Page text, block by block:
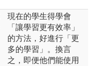
現在的學生得學會
「讓學習更有效率」
的方法，好進行「更
多的學習」。換言
之，即便他們能使用